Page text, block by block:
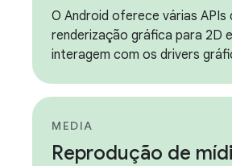
O Android oferece várias APIs
renderização gráfica para 2D
interagem com os drivers
MEDIA
Reprodução de